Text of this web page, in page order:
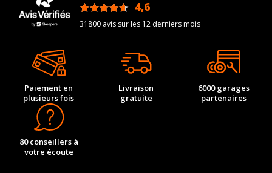
4,6
31800 avis sur les 12 derniers mois
Paiement en
plusieurs fois
Livraison
gratuite
6000 garages
partenaires
80 conseillers à
votre écoute